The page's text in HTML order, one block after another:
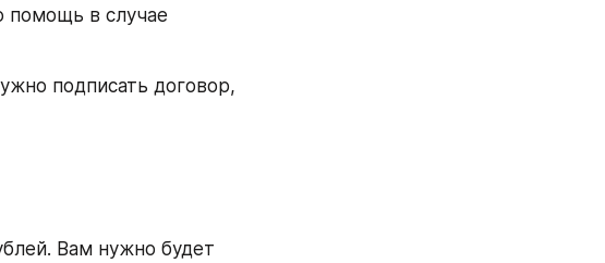
помощь в случае
подписать договор,
Вам нужно будет